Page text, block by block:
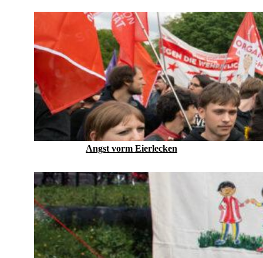
Angst vorm Eierlecken